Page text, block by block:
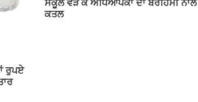
ਰੁਪਏ
ਸਕੂਲ ਵੜ ਕੇ ਅਧਿਆਪਕਾ ਦਾ ਬੇਰਹਿਮੀ ਨਾਲ
ਕਤਲ